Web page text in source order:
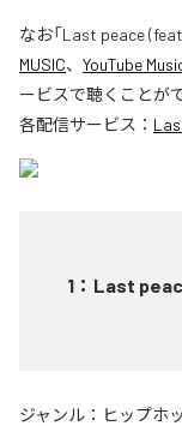
なお「Last peace
MUSIC、 YouTube
ービスで聴くことが
各配信サービス：
1 ： Last
ジャンル： ヒップホ